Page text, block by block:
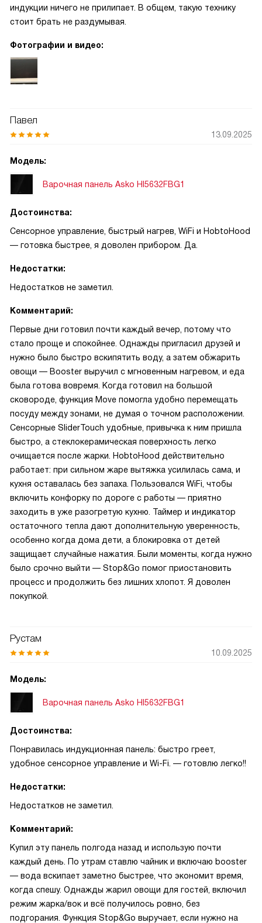
индукции ничего не прилипает. В общем, такую технику
стоит брать не раздумывая.
Фотографии и видео:
Павел
13.09.2025
Модель:
Варочная панель Asko HI5632FBG1
Достоинства:
Сенсорное управление, быстрый нагрев, WiFi и HobtoHood
— готовка быстрее, я доволен прибором. Да.
Недостатки:
Недостатков не заметил.
Комментарий:
Первые дни готовил почти каждый вечер, потому что
стало проще и спокойнее. Однажды пригласил друзей и
нужно было быстро вскипятить воду, а затем обжарить
овощи — Booster выручил с мгновенным нагревом, и еда
была готова вовремя. Когда готовил на большой
сковороде, функция Move помогла удобно перемещать
посуду между зонами, не думая о точном расположении.
Сенсорные SliderTouch удобные, привычка к ним пришла
быстро, а стеклокерамическая поверхность легко
очищается после жарки. HobtoHood действительно
работает: при сильном жаре вытяжка усилилась сама, и
кухня оставалась без запаха. Пользовался WiFi, чтобы
включить конфорку по дороге с работы — приятно
заходить в уже разогретую кухню. Таймер и индикатор
остаточного тепла дают дополнительную уверенность,
особенно когда дома дети, а блокировка от детей
защищает случайные нажатия. Были моменты, когда нужно
было срочно выйти — Stop&Go помог приостановить
процесс и продолжить без лишних хлопот. Я доволен
покупкой.
Рустам
10.09.2025
Модель:
Варочная панель Asko HI5632FBG1
Достоинства:
Понравилась индукционная панель: быстро греет,
удобное сенсорное управление и Wi-Fi. — готовлю легко!!
Недостатки:
Недостатков не заметил.
Комментарий:
Купил эту панель полгода назад и использую почти
каждый день. По утрам ставлю чайник и включаю booster
— вода вскипает заметно быстрее, что экономит время,
когда спешу. Однажды жарил овощи для гостей, включил
режим жарка/вок и всё получилось ровно, без
подгорания. Функция Stop&Go выручает, если нужно на